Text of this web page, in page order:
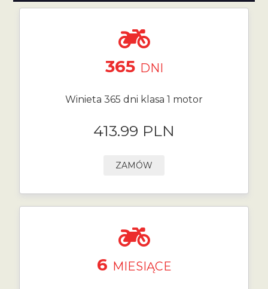
365 DNI
Winieta 365 dni klasa 1 motor
413.99 PLN
ZAMÓW
6 MIESIĄCE